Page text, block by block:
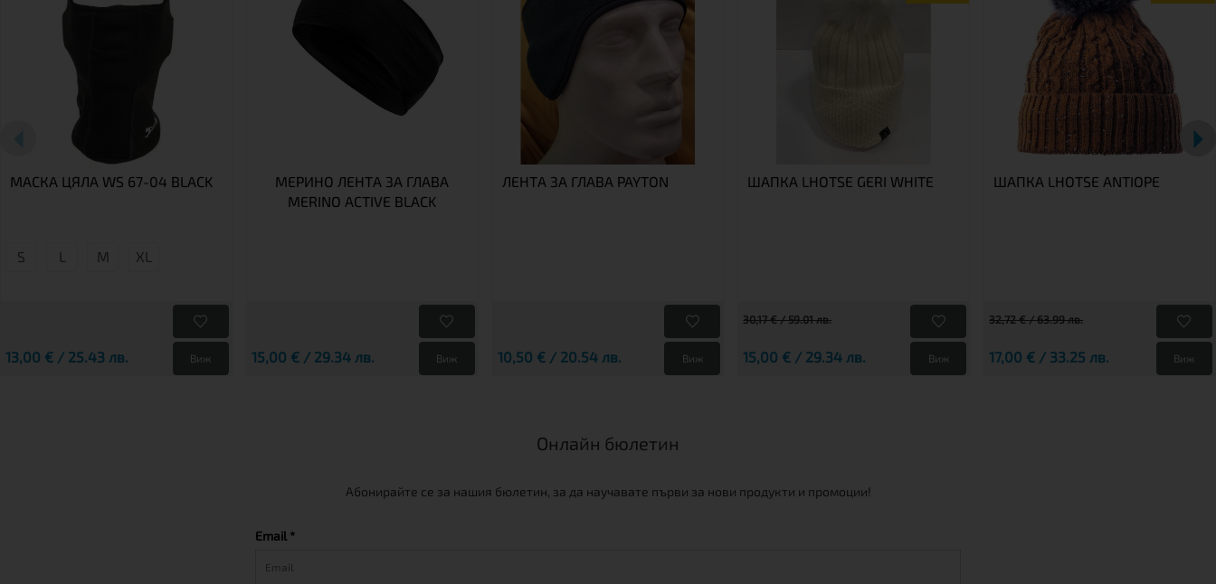
МАСКА ЦЯЛА WS 67-04 BLACK
S L М XL
13,00 € / 25.43 лв. Виж
МЕРИНО ЛЕНТА ЗА ГЛАВА
MERINO ACTIVE BLACK
15,00 € / 29.34 лв. Виж
ЛЕНТА ЗА ГЛАВА PAYTON
10,50 € / 20.54 лв. Виж
ШАПКА LHOTSE GERI WHITE
30,17 € / 59.01 лв.
15,00 € / 29.34 лв. Виж
ШАПКА LHOTSE ANTIOPE
32,72 € / 63.99 лв.
17,00 € / 33.25 лв. Виж
Онлайн бюлетин
Абонирайте се за нашия бюлетин, за да научавате първи за нови продукти и промоции!
Email *